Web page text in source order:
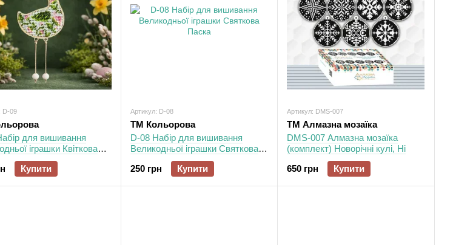
D-09
для вишивання
іграшки Квіткова
Купити
Артикул: D-08
ТМ Кольорова
D-08 Набір для вишивання
Великодньої іграшки Святкова
250 грн
Купити
Артикул: DMS-007
ТМ Алмазна мозаїка
DMS-007 Алмазна мозаїка
(комплект) Новорічні кулі, Ні
650 грн
Купити